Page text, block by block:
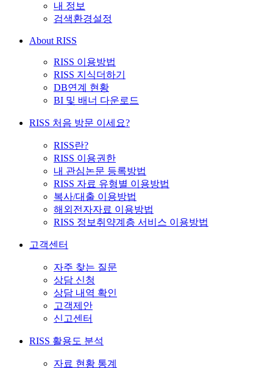
내 정보
검색환경설정
About RISS
RISS 이용방법
RISS 지식더하기
DB연계 현황
BI 및 배너 다운로드
RISS 처음 방문 이세요?
RISS란?
RISS 이용권한
내 관심논문 등록방법
RISS 자료 유형별 이용방법
복사/대출 이용방법
해외전자자료 이용방법
RISS 정보취약계층 서비스 이용방법
고객센터
자주 찾는 질문
상담 신청
상담 내역 확인
고객제안
신고센터
RISS 활용도 분석
자료 현황 통계